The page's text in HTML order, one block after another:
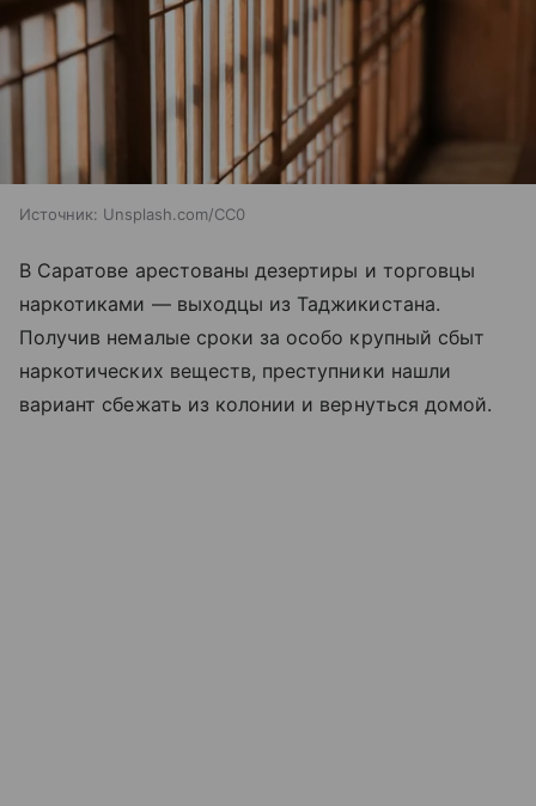
Источник: Unsplash.com/CC0
В Саратове арестованы дезертиры и торговцы
наркотиками — выходцы из Таджикистана.
Получив немалые сроки за особо крупный сбыт
наркотических веществ, преступники нашли
вариант сбежать из колонии и вернуться домой.